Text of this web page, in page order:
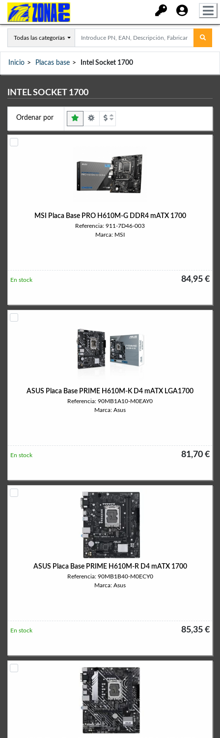
Todas las categorías
Inicio Placas base Intel Socket 1700
INTEL SOCKET 1700
Ordenar por
MSI Placa Base PRO H610M-G DDR4 mATX 1700
Referencia: 911-7D46-003
Marca: MSI
84,95 €
En stock
ASUS Placa Base PRIME H610M-K D4 mATX LGA1700
Referencia: 90MB1A10-M0EAY0
Marca: Asus
81,70 €
En stock
ASUS Placa Base PRIME H610M-R D4 mATX 1700
Referencia: 90MB1B40-M0ECY0
Marca: Asus
85,35 €
En stock